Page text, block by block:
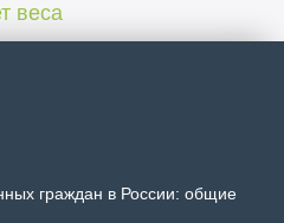
веса
граждан в России: общие